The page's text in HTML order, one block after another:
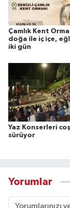
Çamlık Kent
doğa ile iç içe,
iki gün
Yaz Konserleri
sürüyor
Yorumlar